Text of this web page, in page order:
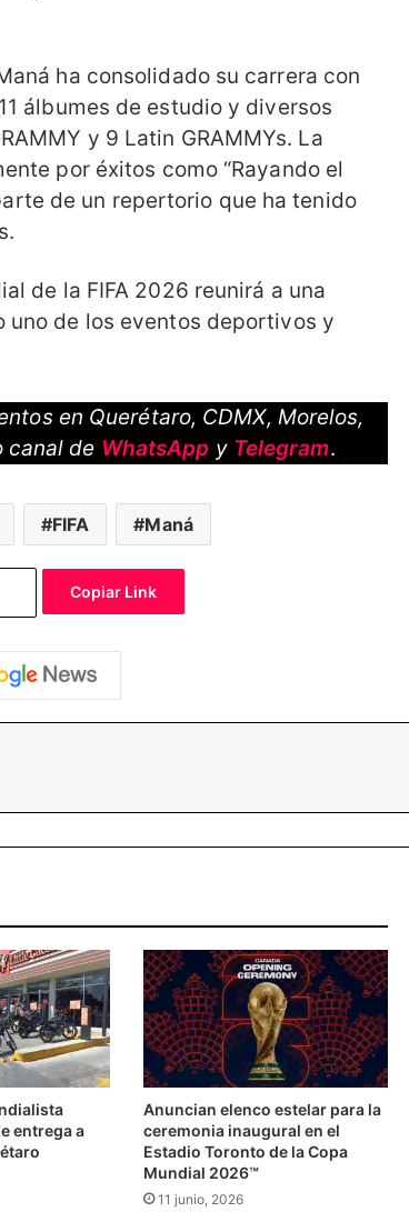
ha consolidado su carrera con
álbumes de estudio y diversos
y 9 Latin GRAMMYs. La
por éxitos como “Rayando el
de un repertorio que ha tenido
de la FIFA 2026 reunirá a una
uno de los eventos deportivos y
en Querétaro, CDMX, Morelos,
canal de WhatsApp y Telegram.
FIFA Maná
Copiar Link
entrega a
Anuncian elenco estelar para la
ceremonia inaugural en el
Estadio Toronto de la Copa
Mundial 2026™
11 junio, 2026